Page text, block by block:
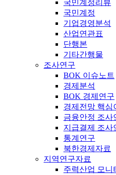
국민계정리뷰
국민계정
기업경영분석
산업연관표
단행본
기타간행물
조사연구
BOK 이슈노트
경제분석
BOK 경제연구
경제전망 핵심
금융안정 조사
지급결제 조사
통계연구
북한경제자료
지역연구자료
주력산업 모니